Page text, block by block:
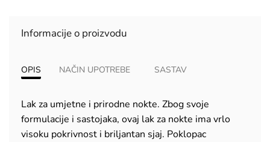
Informacije o proizvodu
OPIS NAČIN UPOTREBE SASTAV
Lak za umjetne i prirodne nokte. Zbog svoje
formulacije i sastojaka, ovaj lak za nokte ima vrlo
visoku pokrivnost i briljantan sjaj. Poklopac